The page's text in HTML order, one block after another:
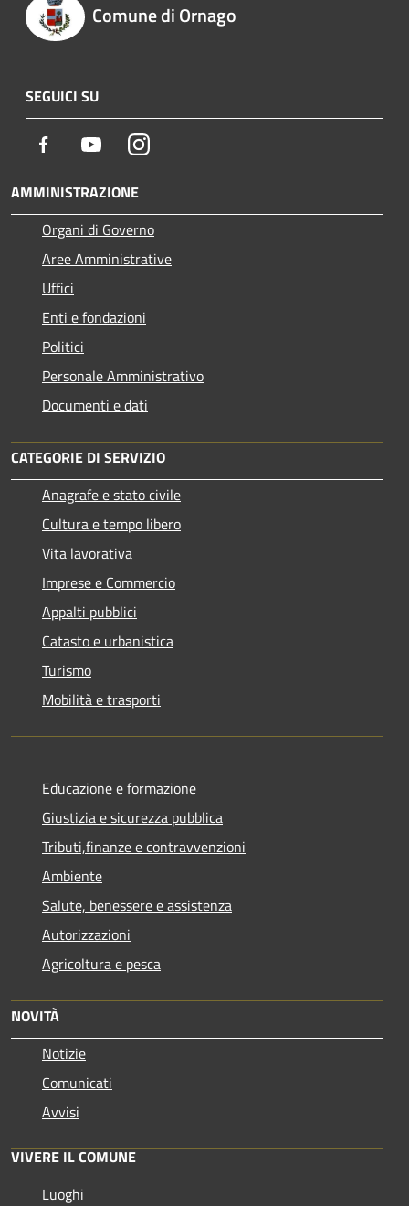
Comune di Ornago
SEGUICI SU
Facebook YoutubeInstagram
AMMINISTRAZIONE
Organi di Governo
Aree Amministrative
Uffici
Enti e fondazioni
Politici
Personale Amministrativo
Documenti e dati
CATEGORIE DI SERVIZIO
Anagrafe e stato civile
Cultura e tempo libero
Vita lavorativa
Imprese e Commercio
Appalti pubblici
Catasto e urbanistica
Turismo
Mobilità e trasporti
Educazione e formazione
Giustizia e sicurezza pubblica
Tributi,finanze e contravvenzioni
Ambiente
Salute, benessere e assistenza
Autorizzazioni
Agricoltura e pesca
NOVITÀ
Notizie
Comunicati
Avvisi
VIVERE IL COMUNE
Luoghi